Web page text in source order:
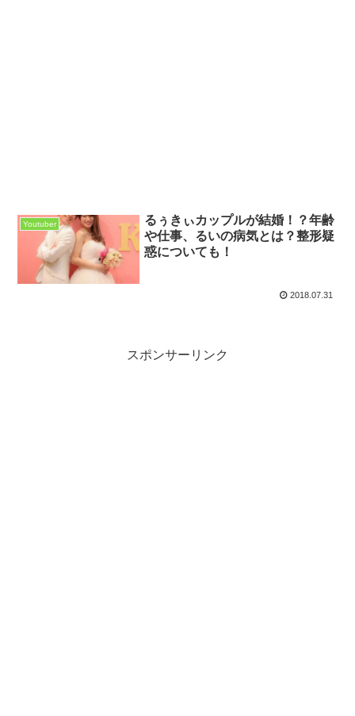
Youtuber
るぅきぃカップルが結婚！？年齢
や仕事、るいの病気とは？整形疑
惑についても！
2018.07.31
スポンサーリンク